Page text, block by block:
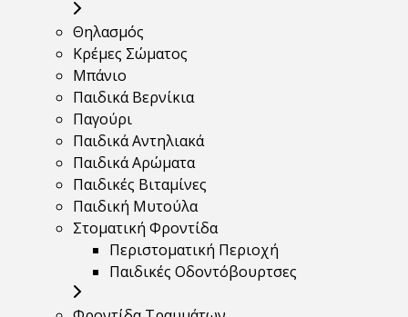
Θηλασμός
Κρέμες Σώματος
Μπάνιο
Παιδικά Βερνίκια
Παγούρι
Παιδικά Αντηλιακά
Παιδικά Αρώματα
Παιδικές Βιταμίνες
Παιδική Μυτούλα
Στοματική Φροντίδα
Περιστοματική Περιοχή
Παιδικές Οδοντόβουρτσες